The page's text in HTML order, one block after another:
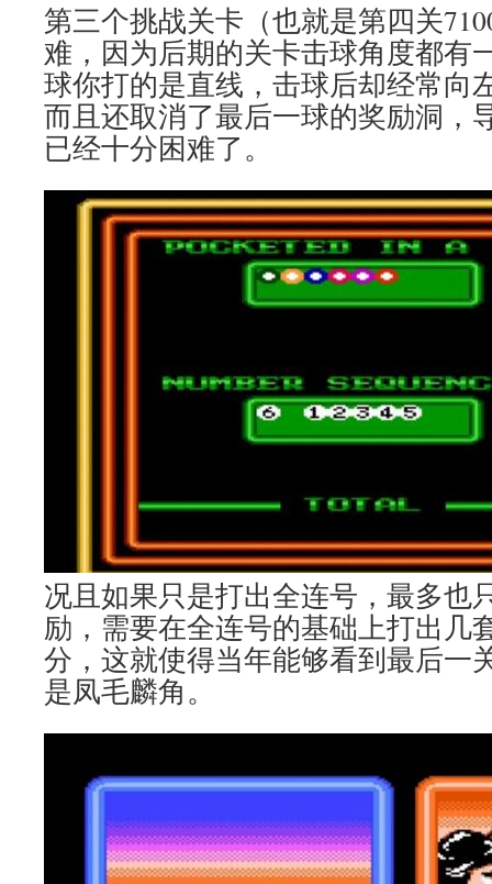
第三个挑战关卡（也就是第四关
难，因为后期的关卡击球角度都有
球你打的是直线，击球后却经常向
而且还取消了最后一球的奖励洞，
已经十分困难了。
况且如果只是打出全连号，最多也
励，需要在全连号的基础上打出几
分，这就使得当年能够看到最后一
是凤毛麟角。